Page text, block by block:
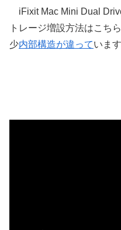
iFixit Mac Mini Dual
トレージ増設方法はこち
少内部構造が違っています